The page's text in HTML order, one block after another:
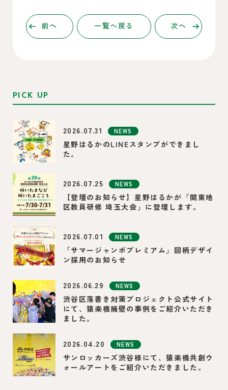
前へ 一覧へ戻る 次へ
PICK UP
2026.07.31 NEWS
星野はるかのLINEスタンプができまし
た。
2026.07.25 NEWS
【登壇のお知らせ】星野はるかが「関東地
区教員研修 埼玉大会」に登壇します。
2026.07.01 NEWS
「サマージャンボプレミアム」図柄デザイ
ン採用のお知らせ
2026.06.29 NEWS
渋谷区落書き対策プロジェクト公式サイト
にて、猿楽橋擁壁の事例をご紹介いただき
ました。
2026.04.20 NEWS
サンロッカーズ渋谷様にて、猿楽橋共創ウ
ォールアートをご紹介いただきました。